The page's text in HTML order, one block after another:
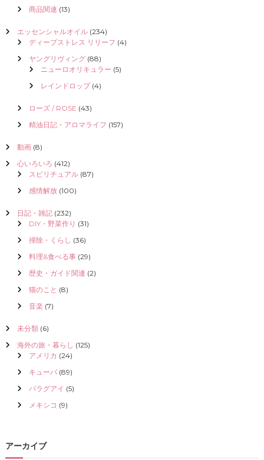
商品関連 (13)
エッセンシャルオイル(234)
ディープストレス リリーフ (4)
ヤングリヴィング(88)
ニューロオリキュラー (5)
レインドロップ(4)
ローズ / ROSE (43)
精油日記・アロマライフ (157)
動画(8)
心いろいろ (412)
スピリチュアル(87)
感情解放(100)
日記・雑記(232)
DIY・野菜作り (31)
掃除・くらし (36)
料理&食べる事(29)
歴史・ガイド関連 (2)
猫のこと (8)
音楽 (7)
未分類(6)
海外の旅・暮らし (125)
アメリカ (24)
キューバ(89)
パラグアイ (5)
メキシコ (9)
アーカイブ